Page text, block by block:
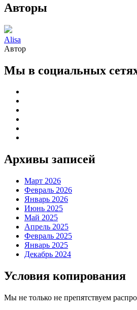
Авторы
Alisa
Автор
Мы в социальных
Архивы записей
Март 2026
Февраль 2026
Январь 2026
Июнь 2025
Май 2025
Апрель 2025
Февраль 2025
Январь 2025
Декабрь 2024
Условия копирования
Мы не только не препятствуем